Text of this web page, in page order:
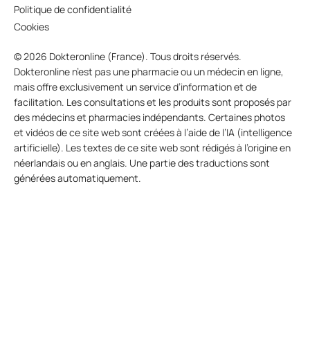
Politique de confidentialité
Cookies
© 2026 Dokteronline (France). Tous droits réservés.
Dokteronline n’est pas une pharmacie ou un médecin en ligne,
mais offre exclusivement un service d’information et de
facilitation. Les consultations et les produits sont proposés par
des médecins et pharmacies indépendants. Certaines photos
et vidéos de ce site web sont créées à l’aide de l’IA (intelligence
artificielle). Les textes de ce site web sont rédigés à l’origine en
néerlandais ou en anglais. Une partie des traductions sont
générées automatiquement.